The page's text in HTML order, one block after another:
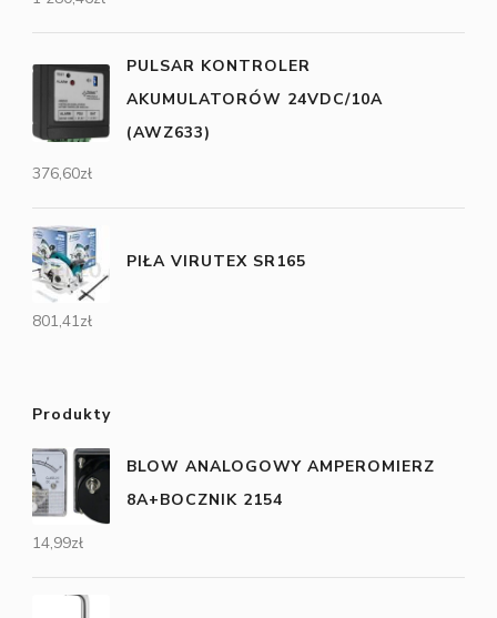
PULSAR KONTROLER
AKUMULATORÓW 24VDC/10A
(AWZ633)
376,60zł
PIŁA VIRUTEX SR165
801,41zł
Produkty
BLOW ANALOGOWY AMPEROMIERZ
8A+BOCZNIK 2154
14,99zł